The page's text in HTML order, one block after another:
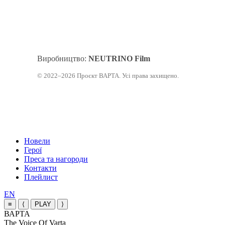
Виробництво:NEUTRINO Film
© 2022–2026 Проєкт ВАРТА. Усі права захищено.
Закрити
меню
Новели
Герої
Преса та нагороди
Контакти
Плейлист
Перемкнути
мову
сайту
EN
≡ ⟨ PLAY ⟩
ВАРТА
The Voice Of Varta